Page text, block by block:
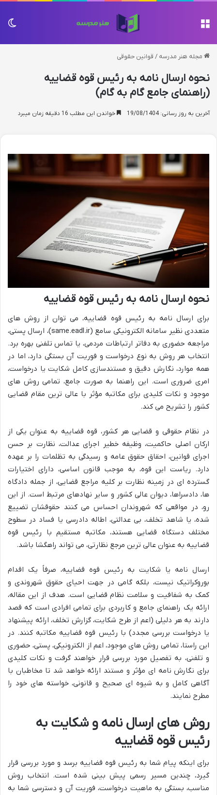
مجله هنر مدرسه / قوانین حقوقی
نحوه ارسال نامه به رئیس قوه قضاییه
(راهنمای جامع گام به گام)
آخرین به روز رسانی: 19/08/1404 خواندن این مطلب 16 دقیقه زمان میبرد
نحوه ارسال نامه به رئیس قوه قضاییه
برای ارسال نامه به رئیس قوه قضاییه، می توان از روش های
متعددی نظیر سامانه الکترونیکی سامع (same.eadl.ir)، ارسال پستی،
مراجعه حضوری به دفاتر ارتباطات مردمی، یا تماس تلفنی بهره برد.
انتخاب هر روش به نوع درخواست و فوریت آن بستگی دارد، اما در
همه موارد، نگارش دقیق و مستندسازی کامل شکایت یا درخواست،
امری ضروری است. این راهنما به صورت جامع، تمامی روش های
موجود و نکات کلیدی برای مکاتبه مؤثر با عالی ترین مقام قضایی
کشور را تشریح می کند.
در نظام حقوقی و قضایی هر کشور، قوه قضاییه به عنوان یکی از
ارکان اصلی حاکمیت، وظیفه خطیر اجرای عدالت، نظارت بر حسن
اجرای قوانین، احقاق حقوق عامه و رسیدگی به تظلمات را بر عهده
دارد. ریاست این قوه، به موجب قانون اساسی، دارای اختیارات
گسترده ای در زمینه نظارت بر کلیه مراجع قضایی، از جمله دادگاه
ها، دادسراها، دیوان عالی کشور و سایر نهادهای مرتبط است. از این
رو، در مواقعی که شهروندان احساس می کنند حقوقشان تضییع
شده، یا شاهد تخلف، بی عدالتی، اطاله دادرسی یا فساد در سطوح
مختلف دستگاه قضایی هستند، مکاتبه مستقیم با رئیس قوه
قضاییه به عنوان عالی ترین مرجع نظارتی، می تواند راهگشا باشد.
ارسال نامه یا شکایت به رئیس قوه قضاییه، صرفاً یک اقدام
بوروکراتیک نیست، بلکه گامی در جهت احیای حقوق شهروندی و
کمک به شفافیت و سلامت نظام قضایی است. هدف از این مقاله،
ارائه یک راهنمای جامع و کاربردی برای تمامی افرادی است که قصد
دارند به هر دلیلی (اعم از طرح شکایت، گزارش تخلف، ارائه پیشنهاد
یا درخواست بررسی مجدد) با رئیس قوه قضاییه مکاتبه کنند. در
این راستا، تمامی روش های موجود، اعم از الکترونیکی، پستی، حضوری
و تلفنی، به تفصیل مورد بررسی قرار خواهند گرفت و نکات کلیدی
برای نگارش نامه ای مؤثر و مستند ارائه خواهد شد تا مخاطبان با
آگاهی کامل و به شیوه ای صحیح و قانونی، خواسته های خود را
مطرح نمایند.
روش های ارسال نامه و شکایت به
رئیس قوه قضاییه
برای اینکه پیام شما به رئیس قوه قضاییه برسد و مورد بررسی قرار
گیرد، چندین مسیر رسمی پیش بینی شده است. انتخاب روش
مناسب، بستگی به ماهیت درخواست، فوریت آن و دسترسی شما به